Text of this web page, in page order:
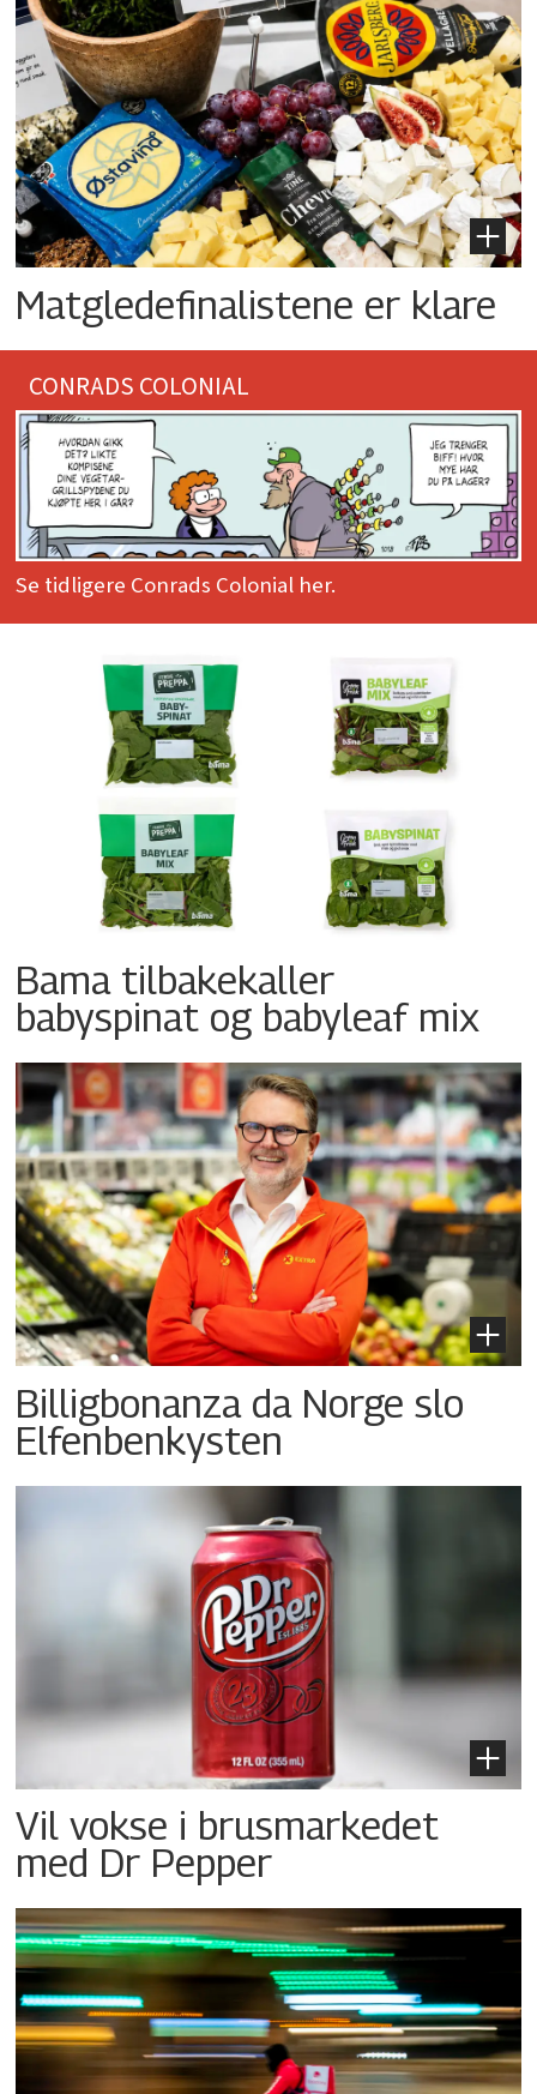
Matgledefinalistene er klare
CONRADS COLONIAL
Se tidligere Conrads Colonial her.
Bama tilbakekaller
babyspinat og babyleaf mix
Billigbonanza da Norge slo
Elfenbenkysten
Vil vokse i brusmarkedet
med Dr Pepper